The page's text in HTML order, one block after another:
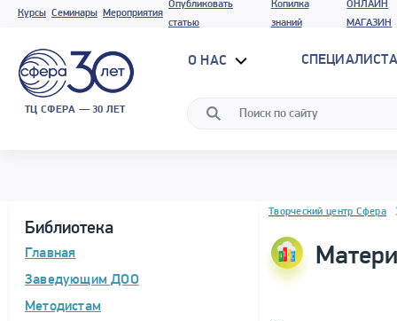
Курсы Семинары Мероприятия
Опубликовать
статью
Копилка
знаний
ОНЛАЙН
МАГАЗИН
ТЦ СФЕРА — 30 ЛЕТ
О НАС
Библиотека
Главная
Заведующим ДОО
Методистам
Блок новостей
Творческий центр Сфера